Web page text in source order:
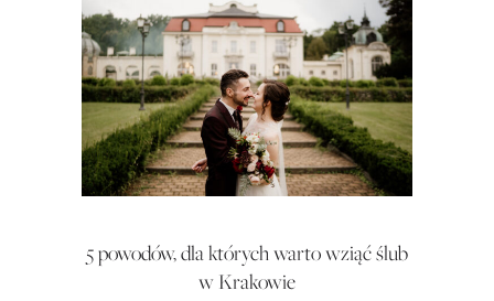
5 powodów, dla których warto wziąć ślub
w Krakowie